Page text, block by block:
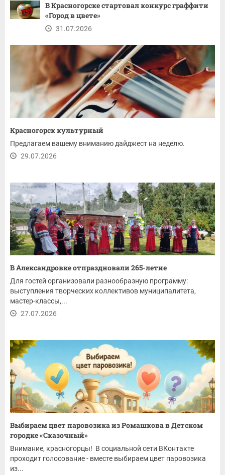
В Красногорске стартовал конкурс граффити
«Город в цвете»
31.07.2026
Красногорск культурный
Предлагаем вашему вниманию дайджест на неделю.
29.07.2026
В Александровке отпраздновали 265-летие
Для гостей организовали разнообразную программу:
выступления творческих коллективов муниципалитета,
мастер-классы,...
27.07.2026
Выбираем цвет паровозика из Ромашкова в Детском
городке «Сказочный»
Внимание, красногорцы! В социальной сети ВКонтакте
проходит голосование - вместе выбираем цвет паровозика
из...